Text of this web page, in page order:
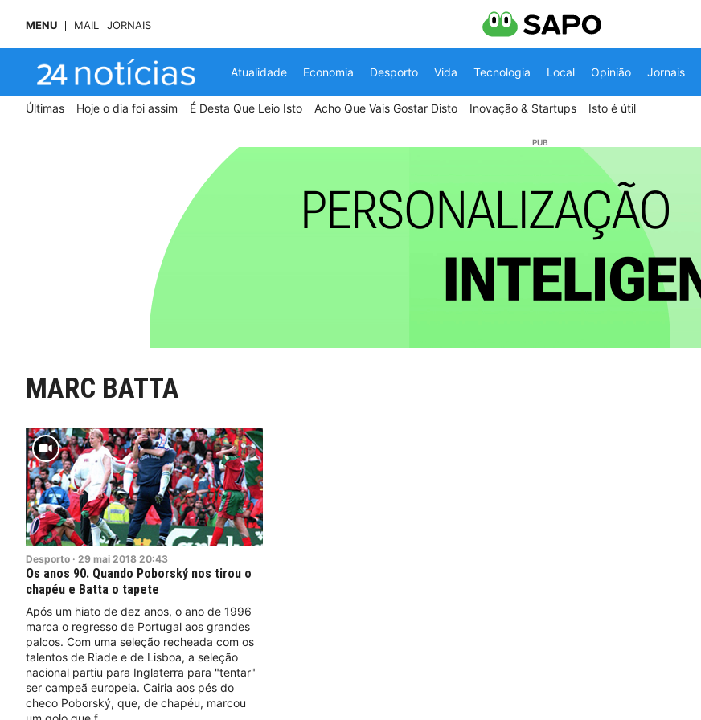
MENU MAIL JORNAIS
Atualidade Economia Desporto Vida Tecnologia Local Opinião Jornais
Últimas Hoje o dia foi assim É Desta Que Leio Isto Acho Que Vais Gostar Disto Inovação & Startups Isto é útil
MARC BATTA
Desporto · 29 mai 2018 20:43
Os anos 90. Quando Poborský nos tirou o
chapéu e Batta o tapete
Após um hiato de dez anos, o ano de 1996
marca o regresso de Portugal aos grandes
palcos. Com uma seleção recheada com os
talentos de Riade e de Lisboa, a seleção
nacional partiu para Inglaterra para "tentar"
ser campeã europeia. Cairia aos pés do
checo Poborský, que, de chapéu, marcou